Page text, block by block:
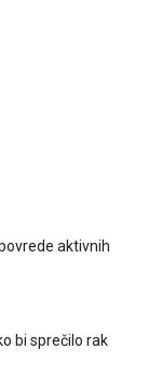
aktivnih
bi sprečilo rak